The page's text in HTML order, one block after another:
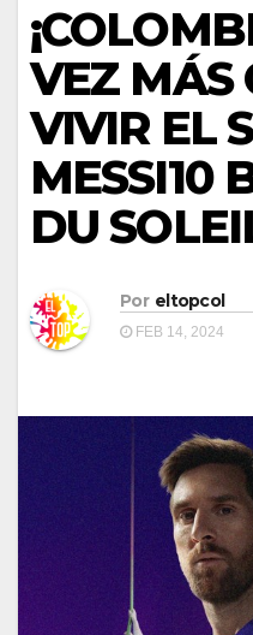
VEZ MÁS
VIVIR EL
MESSI10
DU
Por eltopcol
FEB 14, 2024